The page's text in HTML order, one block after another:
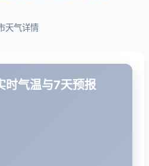
天气详情
时气温与7天预报